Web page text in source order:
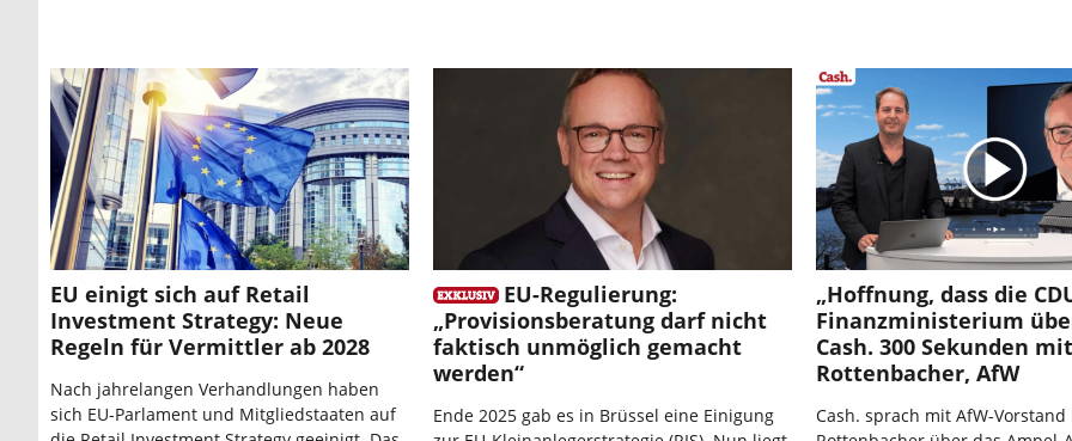
EU einigt sich auf Retail
Investment Strategy: Neue
Regeln für Vermittler ab 2028
Nach jahrelangen Verhandlungen haben
sich EU-Parlament und Mitgliedstaaten auf
EU-Regulierung:
„Provisionsberatung darf nicht
faktisch unmöglich gemacht
werden“
Ende 2025 gab es in Brüssel eine Einigung
„Hoffnung, dass die
Finanzministerium
Cash. 300 Sekunden
Rottenbacher, AfW
Cash. sprach mit AfW-Vorstand